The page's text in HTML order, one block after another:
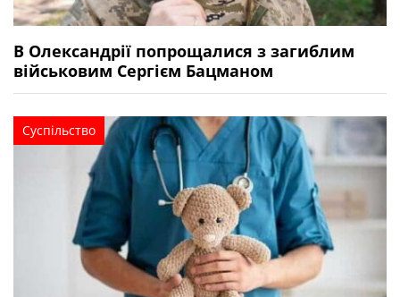
В Олександрії попрощалися з загиблим
військовим Сергієм Бацманом
Суспільство